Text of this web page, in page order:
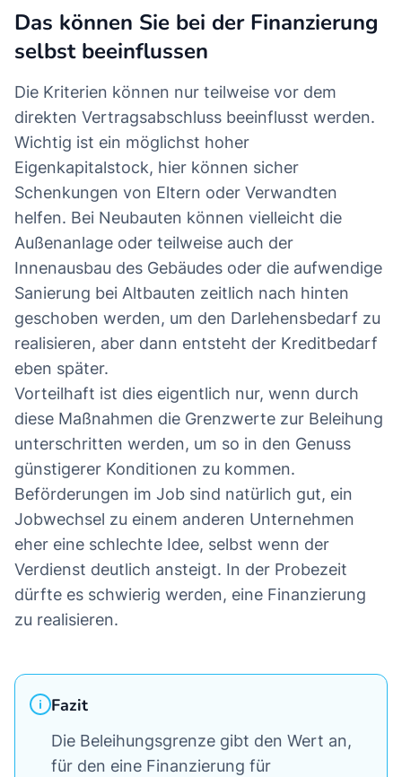
Das können Sie bei der Finanzierung
selbst beeinflussen
Die Kriterien können nur teilweise vor dem
direkten Vertragsabschluss beeinflusst werden.
Wichtig ist ein möglichst hoher
Eigenkapitalstock, hier können sicher
Schenkungen von Eltern oder Verwandten
helfen. Bei Neubauten können vielleicht die
Außenanlage oder teilweise auch der
Innenausbau des Gebäudes oder die aufwendige
Sanierung bei Altbauten zeitlich nach hinten
geschoben werden, um den Darlehensbedarf zu
realisieren, aber dann entsteht der Kreditbedarf
eben später.
Vorteilhaft ist dies eigentlich nur, wenn durch
diese Maßnahmen die Grenzwerte zur Beleihung
unterschritten werden, um so in den Genuss
günstigerer Konditionen zu kommen.
Beförderungen im Job sind natürlich gut, ein
Jobwechsel zu einem anderen Unternehmen
eher eine schlechte Idee, selbst wenn der
Verdienst deutlich ansteigt. In der Probezeit
dürfte es schwierig werden, eine Finanzierung
zu realisieren.
Fazit
Die Beleihungsgrenze gibt den Wert an,
für den eine Finanzierung für